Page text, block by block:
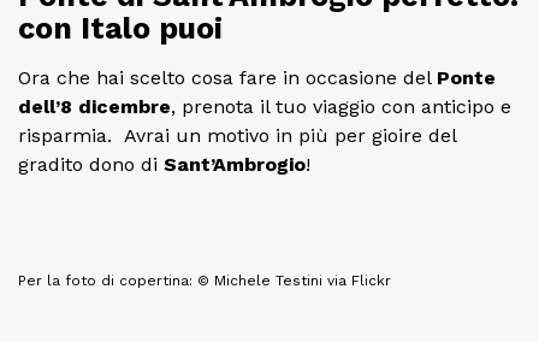
con Italo puoi
Ora che hai scelto cosa fare in occasione del Ponte
dell’8 dicembre, prenota il tuo viaggio con anticipo e
risparmia. Avrai un motivo in più per gioire del
gradito dono di Sant’Ambrogio!
Per la foto di copertina: © Michele Testini via Flickr